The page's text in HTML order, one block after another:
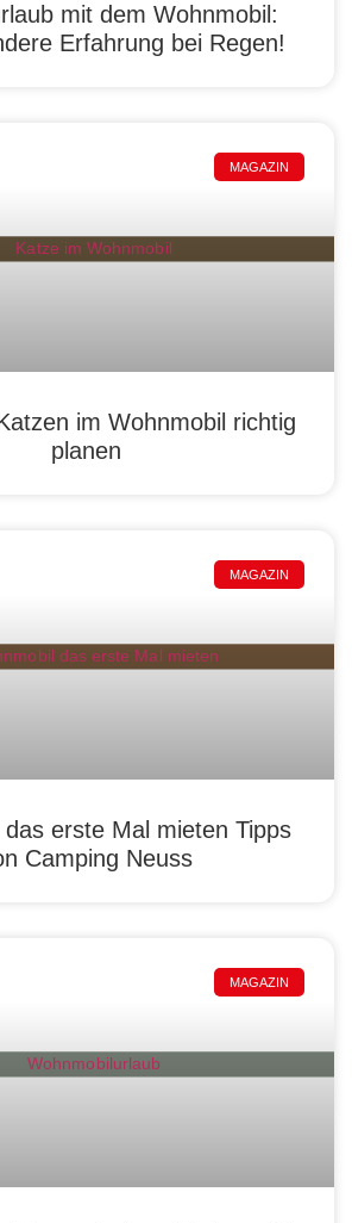
mit dem Wohnmobil:
Erfahrung bei Regen!
MAGAZIN
im Wohnmobil richtig
planen
MAGAZIN
erste Mal mieten Tipps
Camping Neuss
MAGAZIN